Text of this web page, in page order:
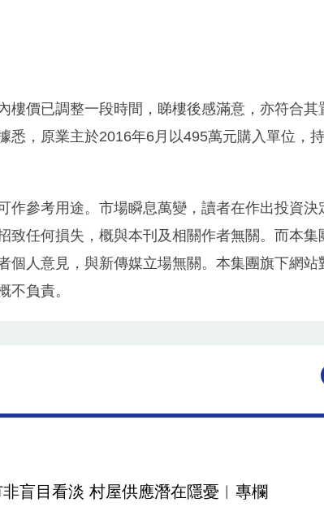
樓價已調整一段時間，睇樓後感滿意，亦符合其
悉，原業主於2016年6月以495萬元購入單位，
作參考用途。市場瞬息萬變，讀者在作出投資決
任何損失，概與本刊及相關作者無關。而本集
個人意見，與新傳媒立場無關。本集團旗下網站
不負責。
盲目看淡 村屋供應潛在隱憂︳專欄